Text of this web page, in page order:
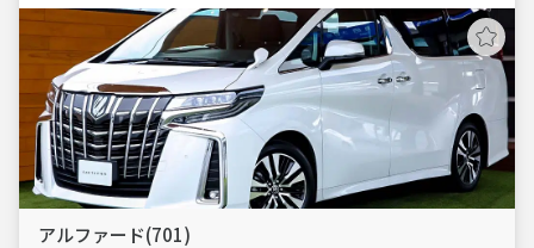
アルファード(701)